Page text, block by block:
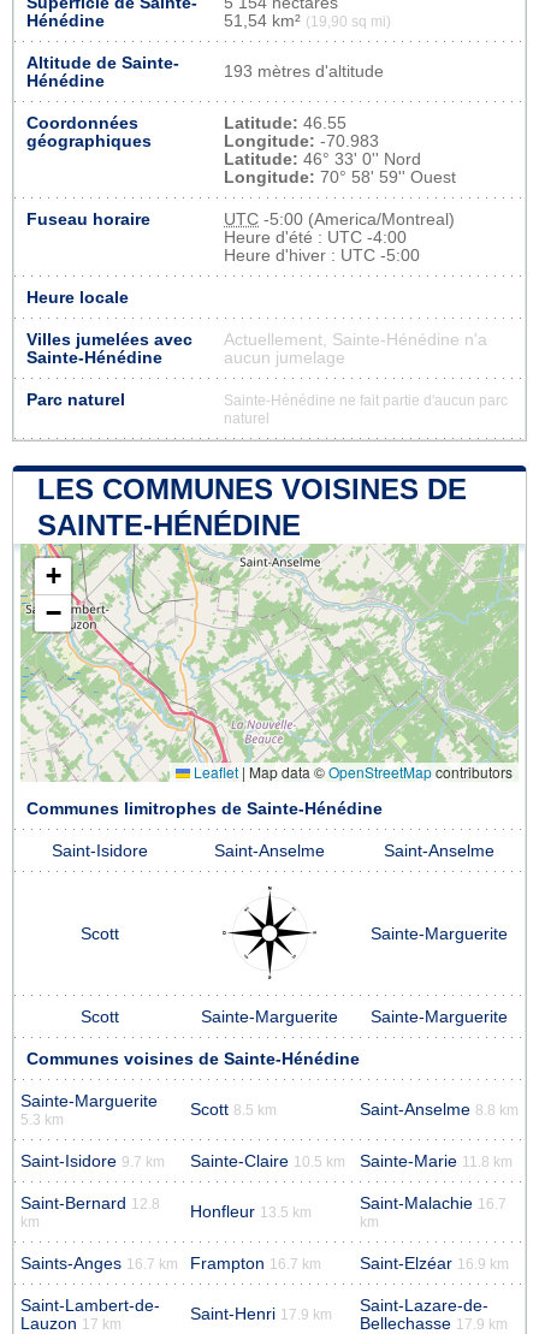
Hénédine
51,54 km² (19,90 sq mi)
Altitude de Sainte-
Hénédine
193 mètres d'altitude
Coordonnées
géographiques
Latitude: 46.55
Longitude: -70.983
Latitude: 46° 33' 0'' Nord
Longitude: 70° 58' 59'' Ouest
Fuseau horaire UTC -5:00 (America/Montreal)
Heure d'été : UTC -4:00
Heure d'hiver : UTC -5:00
Heure locale
Villes jumelées avec
Sainte-Hénédine
Actuellement, Sainte-Hénédine n'a
aucun jumelage
Parc naturel
Sainte-Hénédine ne fait partie d'aucun parc
naturel
LES COMMUNES VOISINES DE
SAINTE-HÉNÉDINE
+
−
Leaflet | Map data ©OpenStreetMapcontributors
Communes limitrophes de Sainte-Hénédine
Saint-Isidore Saint-Anselme Saint-Anselme
Scott Sainte-Marguerite
Scott Sainte-Marguerite Sainte-Marguerite
Communes voisines de Sainte-Hénédine
Sainte-Marguerite
5.3 km
Scott 8.5 km Saint-Anselme 8.8 km
Saint-Isidore 9.7 km Sainte-Claire 10.5 km Sainte-Marie 11.8 km
Saint-Bernard 12.8
km
Honfleur 13.5 km Saint-Malachie 16.7
km
Saints-Anges 16.7 km Frampton 16.7 km Saint-Elzéar 16.9 km
Saint-Lambert-de-
Lauzon 17 km
Saint-Henri 17.9 km
Saint-Lazare-de-
Bellechasse 17.9 km